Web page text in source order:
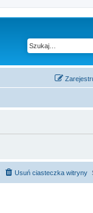
Usuń ciasteczka witryny